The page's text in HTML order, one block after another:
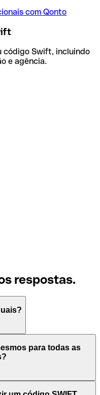
com Qonto
código Swift, incluindo
e agência.
respostas.
for Worldwide
(Sociedade para
onde se
Por outro lado, BIC
para todas as